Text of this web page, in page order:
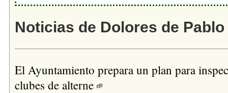
Noticias de Dolores de Pablo
El Ayuntamiento prepara un plan para
clubes de alterne